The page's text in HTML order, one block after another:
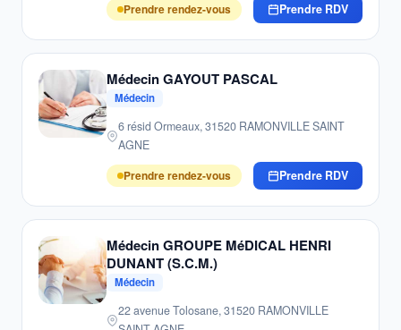
Prendre rendez-vous
Prendre RDV
Médecin GAYOUT PASCAL
Médecin
6 résid Ormeaux, 31520 RAMONVILLE SAINT
AGNE
Prendre rendez-vous
Prendre RDV
Médecin GROUPE MéDICAL HENRI
DUNANT (S.C.M.)
Médecin
22 avenue Tolosane, 31520 RAMONVILLE